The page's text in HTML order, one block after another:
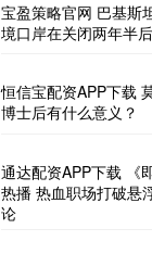
宝盈策略官网 巴基斯
境口岸在关闭两年半
恒信宝配资APP下载
博士后有什么意义？
通达配资APP下载 《
热播 热血职场打破悬
论